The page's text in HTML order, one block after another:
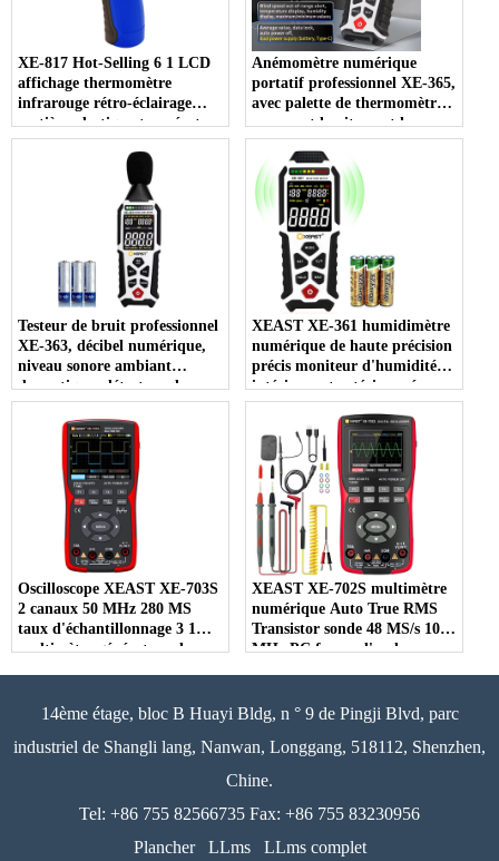
XE-817 Hot-Selling 6 1 LCD
affichage thermomètre
infrarouge rétro-éclairage
matière plastique température
humidité mètre OEM
Anémomètre numérique
portatif professionnel XE-365,
avec palette de thermomètre
mesurant la vitesse et la
température du vent dans le
monde entier
Testeur de bruit professionnel
XE-363, décibel numérique,
niveau sonore ambiant
domestique, détecteur de
bruit 30-130dB, précision
DBA/dBC
XEAST XE-361 humidimètre
numérique de haute précision
précis moniteur d'humidité
intérieure et extérieure écran
LCD OEM pour Instruments
Oscilloscope XEAST XE-703S
2 canaux 50 MHz 280 MS
taux d'échantillonnage 3 1
multimètre générateur de
XEAST XE-702S multimètre
numérique Auto True RMS
Transistor sonde 48 MS/s 10
MHz PC forme d'onde
14ème étage, bloc B Huayi Bldg, n ° 9 de Pingji Blvd, parc
industriel de Shangli lang, Nanwan, Longgang, 518112, Shenzhen,
Chine.
Tel: +86 755 82566735 Fax: +86 755 83230956
Plancher
LLms LLms complet